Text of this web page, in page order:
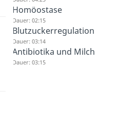
Homöostase
Dauer: 02:15
Blutzuckerregulation
Dauer: 03:14
Antibiotika und Milch
Dauer: 03:15